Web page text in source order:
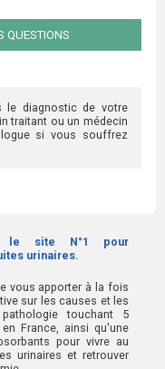
QUESTIONS
le diagnostic de votre
traitant ou un médecin
si vous souffrez
le site N°1 pour
urinaires.
vous apporter à la fois
sur les causes et les
touchant 5
France, ainsi qu'une
pour vivre au
urinaires et retrouver